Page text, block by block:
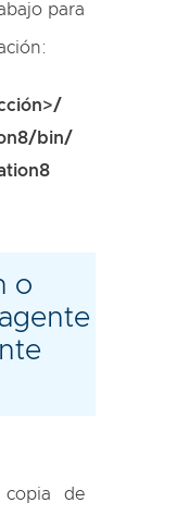
para
bin/
o
copia de